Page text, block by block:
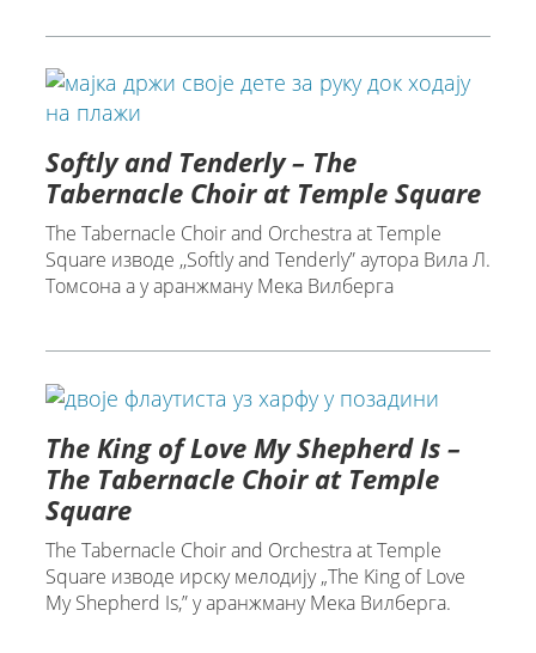
Softly and Tenderly – The
Tabernacle Choir at Temple Square
The Tabernacle Choir and Orchestra at Temple
Square изводе ,,Softly and Tenderly” аутора Вила Л.
Томсона а у аранжману Мека Вилберга
The King of Love My Shepherd Is –
The Tabernacle Choir at Temple
Square
The Tabernacle Choir and Orchestra at Temple
Square изводе ирску мелодију „The King of Love
My Shepherd Is,” у аранжману Mека Вилберга.